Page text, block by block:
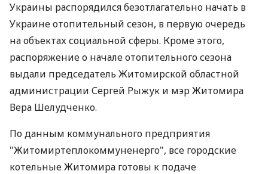
Украины распорядился безотлагательно начать в
Украине отопительный сезон, в первую очередь
на объектах социальной сферы. Кроме этого,
распоряжение о начале отопительного сезона
выдали председатель Житомирской областной
администрации Сергей Рыжук и мэр Житомира
Вера Шелудченко.
По данным коммунального предприятия
"Житомиртеплокоммуненерго", все городские
котельные Житомира готовы к подаче